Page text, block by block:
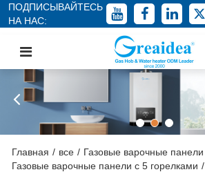
ПОДПИСЫВАЙТЕСЬ
НА НАС:
Главная / все / Газовые варочные панели
Газовые варочные панели с 5 горелками /